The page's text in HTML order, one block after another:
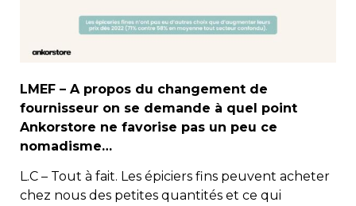
LMEF – A propos du changement de
fournisseur on se demande à quel point
Ankorstore ne favorise pas un peu ce
nomadisme…
L.C – Tout à fait. Les épiciers fins peuvent acheter
chez nous des petites quantités et ce qui